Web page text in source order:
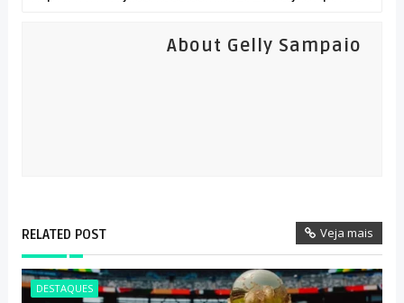
About Gelly Sampaio
RELATED POST Veja mais
DESTAQUES